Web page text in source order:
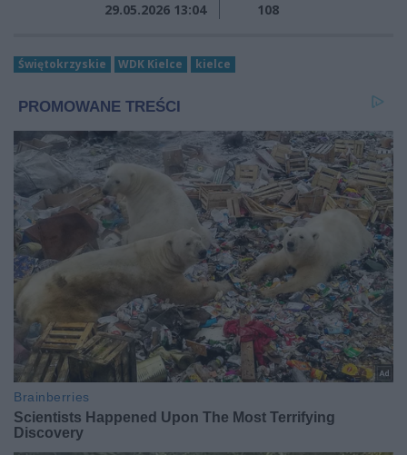
29.05.2026 13:04
108
Świętokrzyskie WDK Kielce kielce